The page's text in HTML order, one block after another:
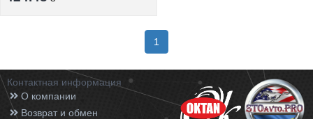
1
Контактная информация
О компании
Возврат и обмен